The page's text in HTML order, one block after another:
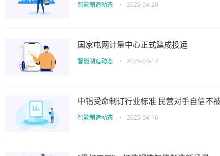
智能制造动态 • 2025-04-20
国家电网计量中心正式建成投运
智能制造动态 • 2025-04-17
中铝受命制订行业标准 民营对手自信不
智能制造动态 • 2025-04-16